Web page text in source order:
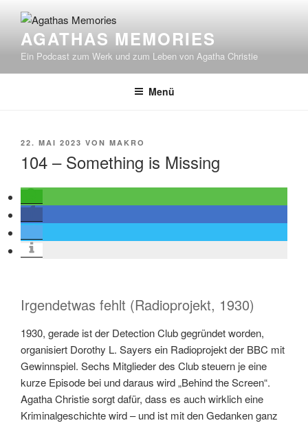
Inhalt
springenAGATHAS MEMORIES
Ein Podcast zum Werk und zum Leben von Agatha Christie
Menü
VERÖFFENTLICHT
22. MAI 2023 VON MAKRO
104 – Something is Missing
Irgendetwas fehlt (Radioprojekt, 1930)
1930, gerade ist der Detection Club gegründet worden,
organisiert Dorothy L. Sayers ein Radioprojekt der BBC mit
Gewinnspiel. Sechs Mitglieder des Club steuern je eine
kurze Episode bei und daraus wird „Behind the Screen“.
Agatha Christie sorgt dafür, dass es auch wirklich eine
Kriminalgeschichte wird – und ist mit den Gedanken ganz